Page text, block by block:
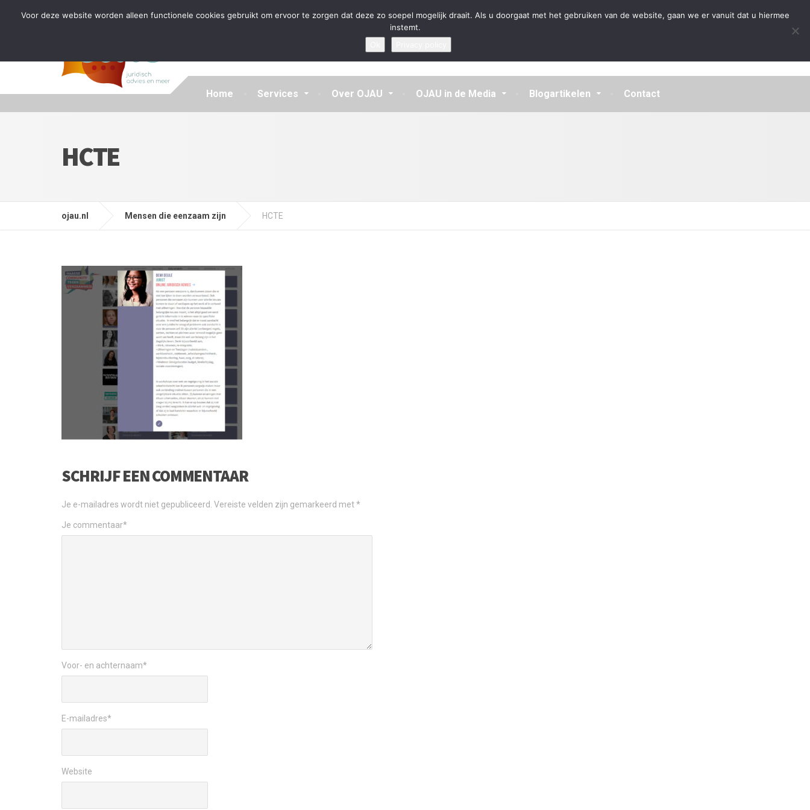
Tijdelijke stop: wegens drukte kan ik beperkt nieuwe zaken aannemen en vragen beantwoorden Algemene Voorwaarden Disclaimer Privacybeleid
Home Services Over OJAU OJAU in de Media Blogartikelen Contact
HCTE
ojau.nl Mensen die eenzaam zijn HCTE
SCHRIJF EEN COMMENTAAR
Je e-mailadres wordt niet gepubliceerd. Vereiste velden zijn gemarkeerd met*
Je commentaar*
Voor- en achternaam*
E-mailadres*
Website
Voor deze website worden alleen functionele cookies gebruikt om ervoor te zorgen dat deze zo soepel mogelijk draait. Als u doorgaat met het gebruiken van de website, gaan we er vanuit dat u hiermee
instemt.